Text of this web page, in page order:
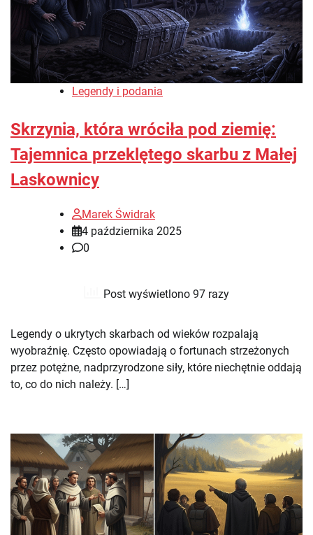
Legendy i podania
Skrzynia, która wróciła pod ziemię:
Tajemnica przeklętego skarbu z Małej
Laskownicy
Marek Świdrak
4 października 2025
0
Post wyświetlono 97 razy
Legendy o ukrytych skarbach od wieków rozpalają
wyobraźnię. Często opowiadają o fortunach strzeżonych
przez potężne, nadprzyrodzone siły, które niechętnie oddają
to, co do nich należy. […]